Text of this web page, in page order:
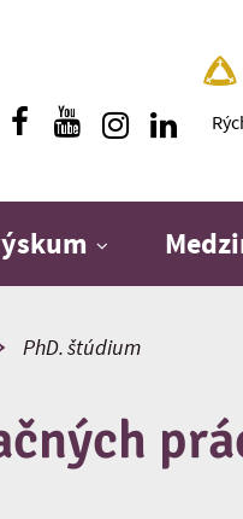
PhD. štúdium